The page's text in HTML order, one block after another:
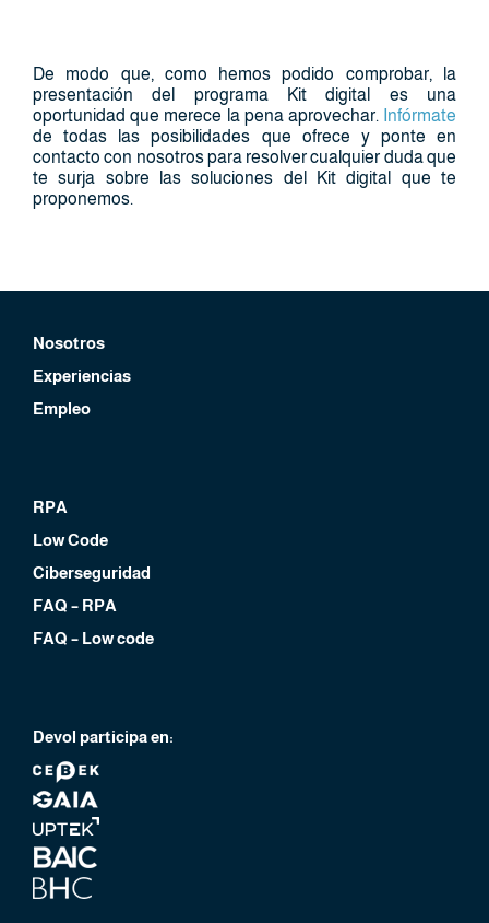
De modo que, como hemos podido comprobar, la
presentación del programa Kit digital es una
oportunidad que merece la pena aprovechar. Infórmate
de todas las posibilidades que ofrece y ponte en
contacto con nosotros para resolver cualquier duda que
te surja sobre las soluciones del Kit digital que te
proponemos.
Nosotros
Experiencias
Empleo
RPA
Low Code
Ciberseguridad
FAQ – RPA
FAQ – Low code
Devol participa en: